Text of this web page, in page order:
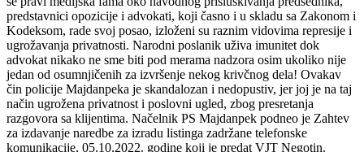
predstavnici opozicije i advokati, koji časno i u skladu sa Zakonom i
Kodeksom, rade svoj posao, izloženi su raznim vidovima represije i
ugrožavanja privatnosti. Narodni poslanik uživa imunitet dok
advokat nikako ne sme biti pod merama nadzora osim ukoliko nije
jedan od osumnjičenih za izvršenje nekog krivčnog dela! Ovakav
čin policije Majdanpeka je skandalozan i nedopustiv, jer joj je na taj
način ugrožena privatnost i poslovni ugled, zbog presretanja
razgovora sa klijentima. Načelnik PS Majdanpek podneo je Zahtev
za izdavanje naredbe za izradu listinga zadržane telefonske
komunikacije, 05.10.2022. godine koji je predat VJT Negotin.